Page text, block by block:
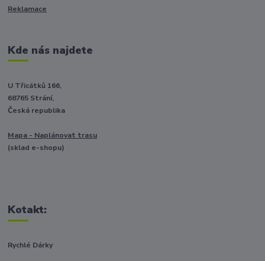
Reklamace
Kde nás najdete
U Třicátků 166,
68765 Strání,
Česká republika
Mapa - Naplánovat trasu
(sklad e-shopu)
Kotakt:
Rychlé Dárky